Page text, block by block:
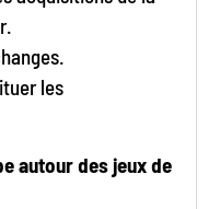
les
autour des jeux de